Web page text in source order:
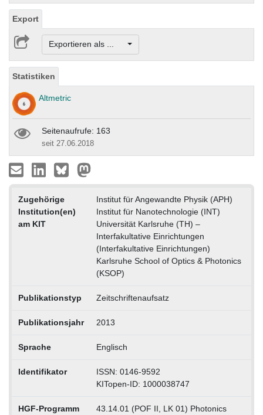
Export
Exportieren als ...
Statistiken
Altmetric
Seitenaufrufe: 163
seit 27.06.2018
Zugehörige
Institution(en)
am KIT
Institut für Angewandte Physik (APH)
Institut für Nanotechnologie (INT)
Universität Karlsruhe (TH) –
Interfakultative Einrichtungen
(Interfakultative Einrichtungen)
Karlsruhe School of Optics & Photonics
(KSOP)
Publikationstyp Zeitschriftenaufsatz
Publikationsjahr 2013
Sprache Englisch
Identifikator
ISSN: 0146-9592
KITopen-ID: 1000038747
HGF-Programm 43.14.01 (POF II, LK 01) Photonics